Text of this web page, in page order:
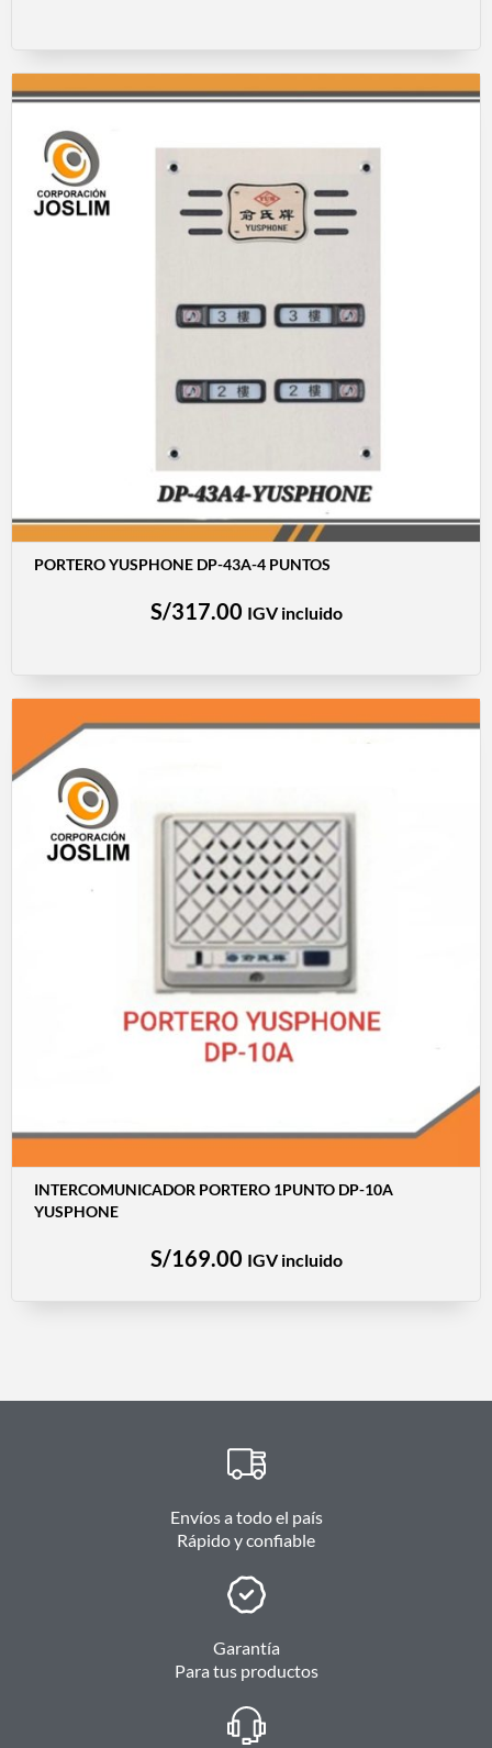
PORTERO YUSPHONE DP-43A-4 PUNTOS
S/317.00 IGV incluido
INTERCOMUNICADOR PORTERO 1PUNTO DP-10A
YUSPHONE
S/169.00 IGV incluido
Envíos a todo el país
Rápido y confiable
Garantía
Para tus productos